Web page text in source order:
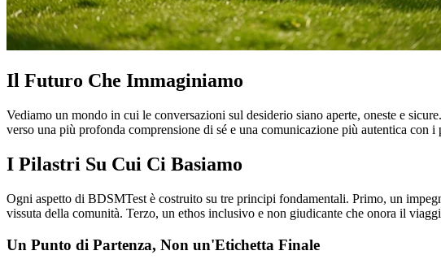
Il Futuro Che Immaginiamo
Vediamo un mondo in cui le conversazioni sul desiderio siano aperte, oneste e
verso una più profonda comprensione di sé e una comunicazione più autentica con
I Pilastri Su Cui Ci Basiamo
Ogni aspetto di BDSMTest è costruito su tre principi fondamentali. Primo, un
vissuta della comunità. Terzo, un ethos inclusivo e non giudicante che onora il
Un Punto di Partenza, Non un'Etichetta Finale